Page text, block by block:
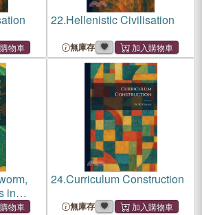
22.Hellenistic Civilisation
無庫存
in
24.Curriculum Construction
無庫存